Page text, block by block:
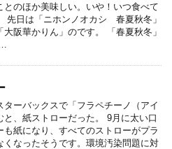
とのほか美味しい。いや！いつ食べて
先日は「ニホンノオカシ 春夏秋冬」
大阪華かりん」のです。 「春夏秋冬」
ターバックスで「フラペチーノ（アイ
と、紙ストローだった。 9月に太い口
も紙になり、すべてのストローがプラ
くなったそうです。環境汚染問題に対